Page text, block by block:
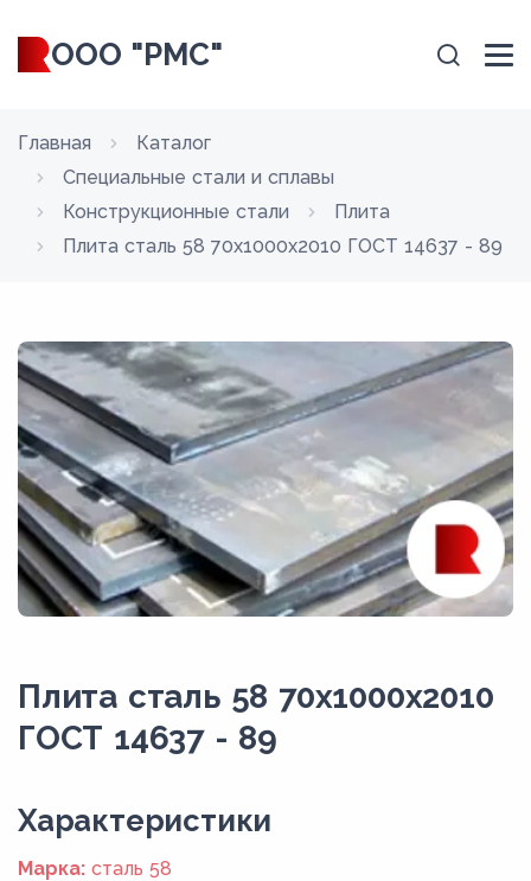
ООО "РМС"
Главная
Каталог
Специальные стали и сплавы
Конструкционные стали
Плита
Плита сталь 58 70x1000x2010 ГОСТ 14637 - 89
Плита сталь 58 70x1000x2010
ГОСТ 14637 - 89
Xарактеристики
Марка: сталь 58